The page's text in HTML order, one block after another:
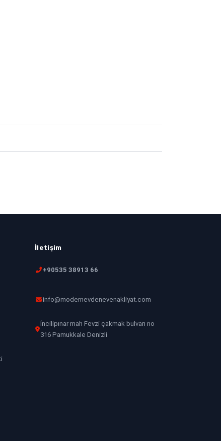
İletişim
+90535 38913 66
info@modernevdenevenakliyat.com
İncilipınar mah Fevzi çakmak bulvarı no
316 Pamukkale Denizli